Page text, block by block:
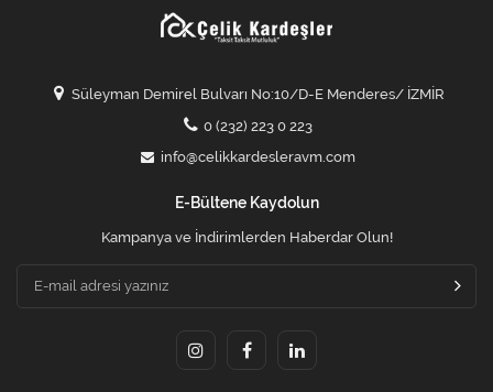
Süleyman Demirel Bulvarı No:10/D-E Menderes/ İZMİR
0 (232) 223 0 223
info@celikkardesleravm.com
E-Bültene Kaydolun
Kampanya ve İndirimlerden Haberdar Olun!